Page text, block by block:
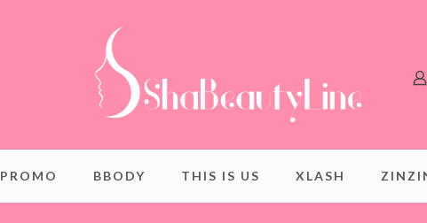
PROMO BBODY THIS IS US XLASH